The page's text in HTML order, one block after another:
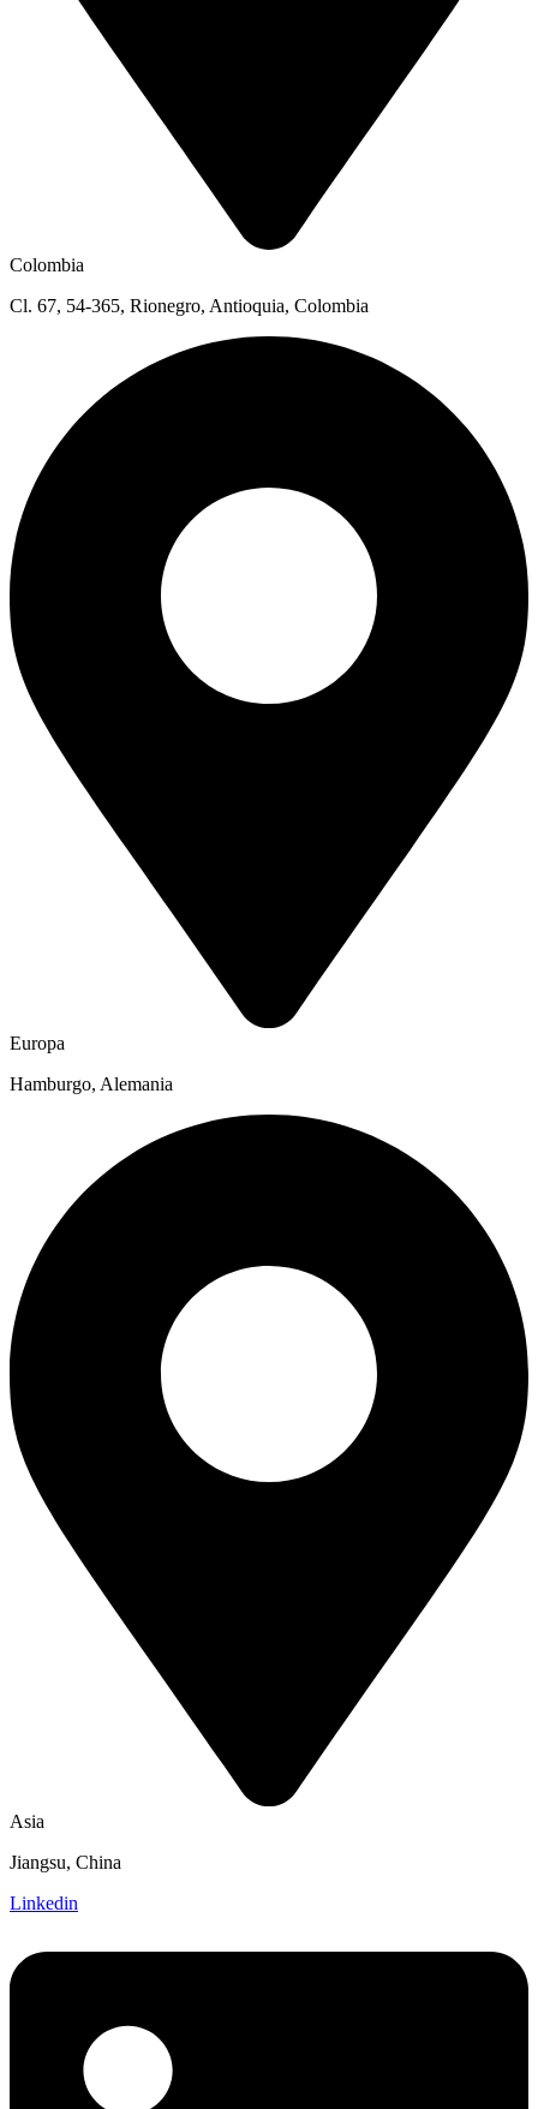
Colombia
Cl. 67, 54-365, Rionegro, Antioquia, Colombia
Europa
Hamburgo, Alemania
Asia
Jiangsu, China
Linkedin